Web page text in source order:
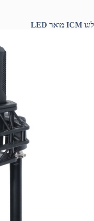
לוגו ICM מואר LED